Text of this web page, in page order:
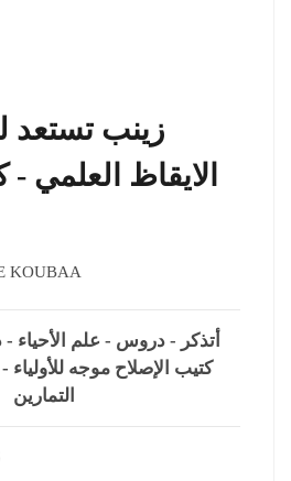
زينب تستعد
الايقاظ العلمي
KOUBAA
أتذكر - دروس - علم الأحياء
كتيب الإصلاح موجه
التمارين